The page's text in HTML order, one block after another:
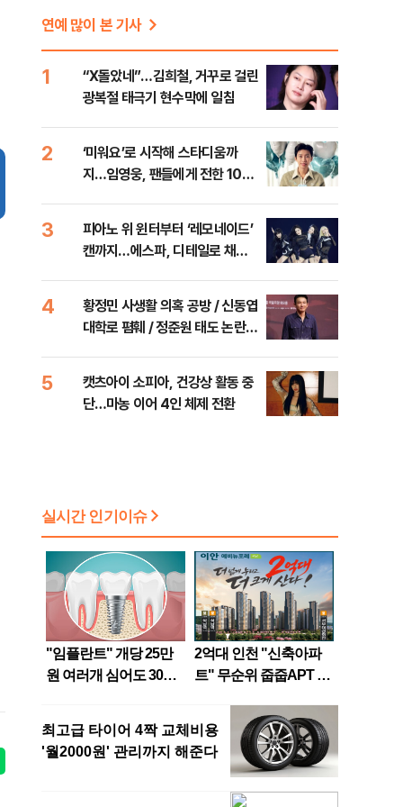
연예 많이 본 기사
1
“X돌았네”…김희철, 거꾸로 걸린
광복절 태극기 현수막에 일침
2
‘미워요’로 시작해 스타디움까
지…임영웅, 팬들에게 전한 10주
3
피아노 위 윈터부터 ‘레모네이드’
캔까지…에스파, 디테일로 채운
4
황정민 사생활 의혹 공방 / 신동엽
대학로 폄훼 / 정준원 태도 논란
5
캣츠아이 소피아, 건강상 활동 중
단…마농 이어 4인 체제 전환